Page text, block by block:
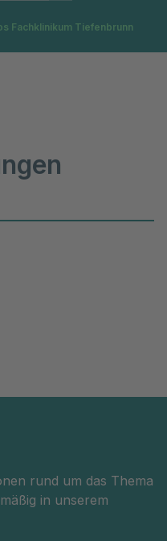
Fachklinikum Tiefenbrunn
rund um das Thema
in unserem